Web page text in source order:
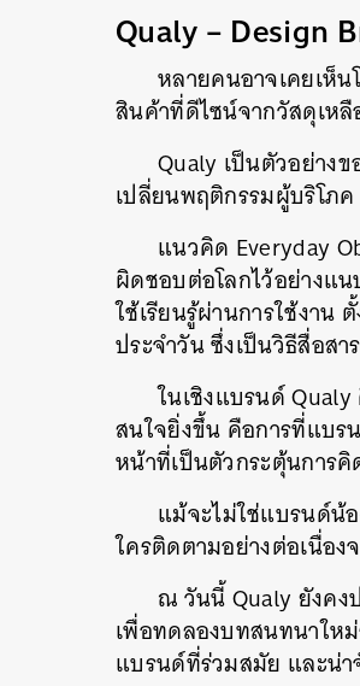
Qualy – Design
หลายคนอาจเคยเห็
สินค้าที่ดีไซน์จากวัสดุเหลื
Qualy เป็นตัวอย่าง
เปลี่ยนพฤติกรรมผู้บริโภ
แนวคิด Everyday
ผิดชอบต่อโลกไว้อย่างแ
ใช้เรียนรู้ผ่านการใช้งาน
ประจำวัน ซึ่งเป็นวิธีสื่อส
ในเชิงแบรนด์
สนใจยิ่งขึ้น คือการที่แบร
หน้าที่เป็นตัวกระตุ้นการ
แม้จะไม่ใช่แบรนด์น้
ใครติดตามอย่างต่อเนื่อ
ณ วันนี้ Qualy ยังคง
เพื่อทดลองบทสนทนาให
แบรนด์ที่ร่วมสมัย และน่า
ค้นหา